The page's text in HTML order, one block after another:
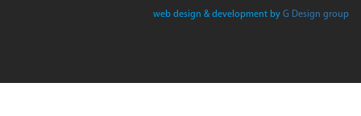
web design & development by G Design group